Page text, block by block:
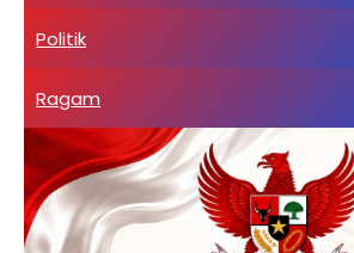
Politik
Ragam